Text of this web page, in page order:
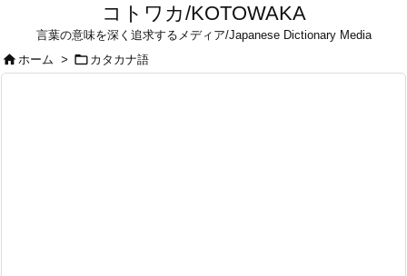
コトワカ/KOTOWAKA
言葉の意味を深く追求するメディア/Japanese Dictionary Media
ホーム >  カタカナ語